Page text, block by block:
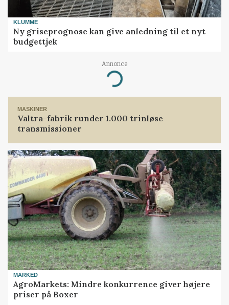
KLUMME
Ny griseprognose kan give anledning til et nyt
budgettjek
Annonce
Loading...
MASKINER
Valtra-fabrik runder 1.000 trinløse
transmissioner
MARKED
AgroMarkets: Mindre konkurrence giver højere
priser på Boxer